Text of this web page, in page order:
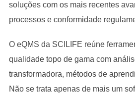
soluções com os mais recentes
processos e conformidade
O eQMS da SCILIFE reúne
qualidade topo de gama com
transformadora, métodos de
Não se trata apenas de mais um